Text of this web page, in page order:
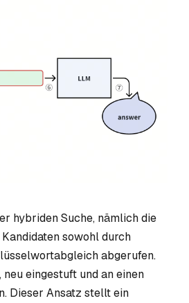
hybriden Suche, nämlich die
sowohl durch
abgerufen.
eingestuft und an einen
Dieser Ansatz stellt ein